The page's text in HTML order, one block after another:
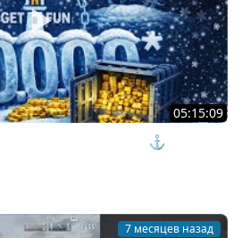
05:15:09
СРЕДИ ЗРИТЕЛЕЙ ⚓мир
7 месяцев назад